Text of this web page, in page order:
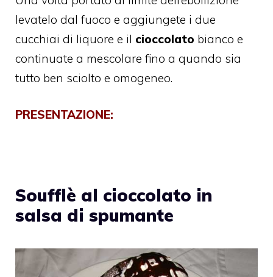
levatelo dal fuoco e aggiungete i due
cucchiai di liquore e il cioccolato bianco e
continuate a mescolare fino a quando sia
tutto ben sciolto e omogeneo.
PRESENTAZIONE:
Soufflè al cioccolato in
salsa di spumante